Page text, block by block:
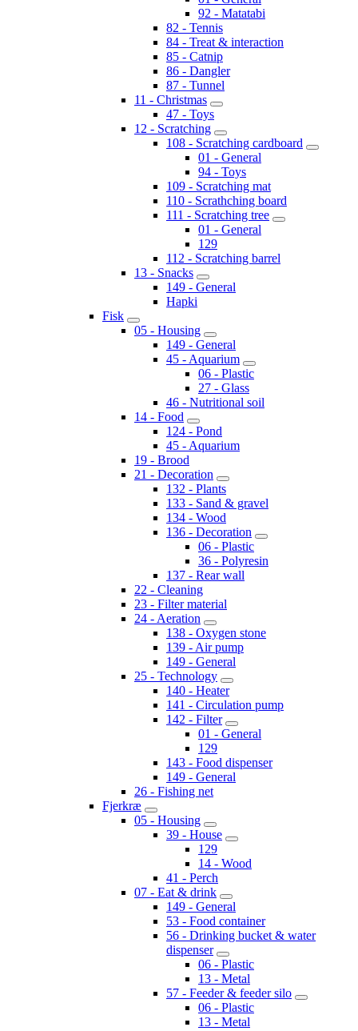
92 - Matatabi
82 - Tennis
84 - Treat & interaction
85 - Catnip
86 - Dangler
87 - Tunnel
11 - Christmas
47 - Toys
12 - Scratching
108 - Scratching cardboard
01 - General
94 - Toys
109 - Scratching mat
110 - Scrathching board
111 - Scratching tree
01 - General
129
112 - Scratching barrel
13 - Snacks
149 - General
Hapki
Fisk
05 - Housing
149 - General
45 - Aquarium
06 - Plastic
27 - Glass
46 - Nutritional soil
14 - Food
124 - Pond
45 - Aquarium
19 - Brood
21 - Decoration
132 - Plants
133 - Sand & gravel
134 - Wood
136 - Decoration
06 - Plastic
36 - Polyresin
137 - Rear wall
22 - Cleaning
23 - Filter material
24 - Aeration
138 - Oxygen stone
139 - Air pump
149 - General
25 - Technology
140 - Heater
141 - Circulation pump
142 - Filter
01 - General
129
143 - Food dispenser
149 - General
26 - Fishing net
Fjerkræ
05 - Housing
39 - House
129
14 - Wood
41 - Perch
07 - Eat & drink
149 - General
53 - Food container
56 - Drinking bucket & water
dispenser
06 - Plastic
13 - Metal
57 - Feeder & feeder silo
06 - Plastic
13 - Metal